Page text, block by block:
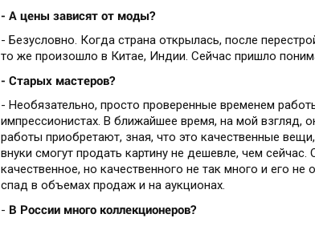
- А цены зависят от моды?
- Безусловно. Когда страна открылась, после
то же произошло в Китае, Индии. Сейчас пришло
- Старых мастеров?
- Необязательно, просто проверенные временем
импрессионистах. В ближайшее время, на мой взгляд,
работы приобретают, зная, что это качественные
внуки смогут продать картину не дешевле, чем сейчас.
качественное, но качественного не так много и его не
спад в объемах продаж и на аукционах.
- В России много коллекционеров?